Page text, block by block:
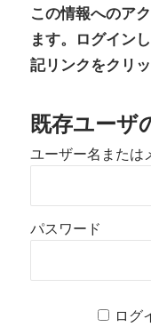
この情報へのア
ます。ログイン
記リンクをクリ
既存ユーザ
ユーザー名または
パスワード
ログ